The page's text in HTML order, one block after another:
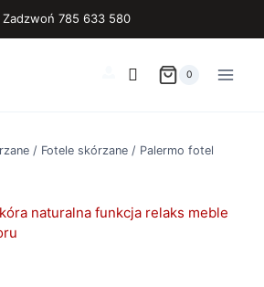
Zadzwoń 785 633 580
0
/ Fotele skórzane / Palermo fotel